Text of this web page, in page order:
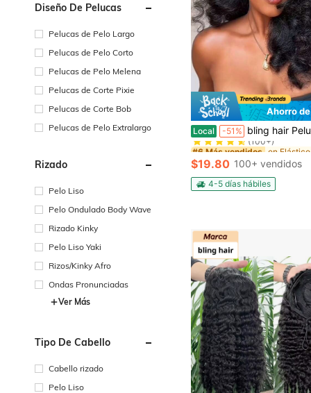
Diseño De Pelucas
Pelucas de Pelo Largo
Pelucas de Pelo Corto
Pelucas de Pelo Melena
Pelucas de Corte Pixie
Pelucas de Corte Bob
Pelucas de Pelo Extralargo
Rizado
Pelo Liso
Pelo Ondulado Body Wave
Rizado Kinky
Pelo Liso Yaki
Rizos/Kinky Afro
Ondas Pronunciadas
Ver Más
Tipo De Cabello
Cabello rizado
Pelo Liso
Ahorro
Local -51% bling hair Pelucas sin pegamento Wear and Go, cabello humano 3 en 1, media peluca con cordón, rizada y recta, sin pegamento, media peluca, pelucas sin pegamento, media peluca 3 en 1 mejorada con cordón, sin costuras, con clip, volteable, rizada, cabello humano, sin pegamento, sin encaje, para mujeres, 200 % de densidad, 14, 16, 28, 30 pulgadas, 22, 26 pulgadas, pelucas
#6 Más vendidos
(100+)
#6 Más vendidos
(100+)
#6 Más vendidos
(100+)
#6 Más vendidos
(100+)
$19.80 100+ vendidos
4-5 días hábiles